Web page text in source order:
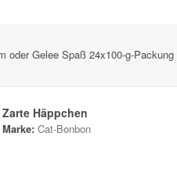
oder Gelee Spaß 24x100-g-Packung
Zarte Häppchen
Marke: Cat-Bonbon